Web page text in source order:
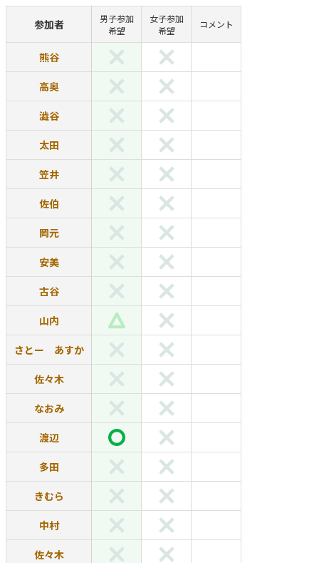
参加者
男子参加
希望
女子参加
希望
コメント
熊谷
高奥
澁谷
太田
笠井
佐伯
岡元
安美
古谷
山内
さとー あすか
佐々木
なおみ
渡辺
多田
きむら
中村
佐々木